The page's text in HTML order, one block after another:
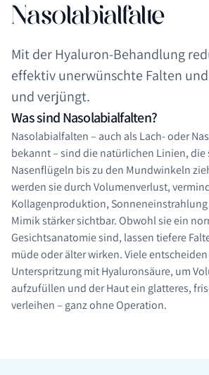
Nasolabialfalte
Mit der Hyaluron-Behandlung
effektiv unerwünschte Falten
und verjüngt.
Was sind Nasolabialfalten?
Nasolabialfalten – auch als Lach- oder
bekannt – sind die natürlichen Linien, die
Nasenflügeln bis zu den Mundwinkeln
werden sie durch Volumenverlust,
Kollagenproduktion,
Mimik stärker sichtbar. Obwohl sie ein
Gesichtsanatomie sind, lassen tiefere
müde oder älter wirken. Viele
Unterspritzung mit Hyaluronsäure, um
aufzufüllen und der Haut ein glatteres,
verleihen – ganz ohne Operation.